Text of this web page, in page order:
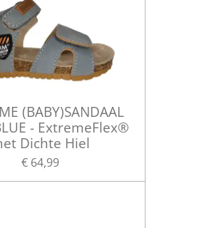
(BABY)SANDAAL
- ExtremeFlex®
Dichte Hiel
€ 64,99